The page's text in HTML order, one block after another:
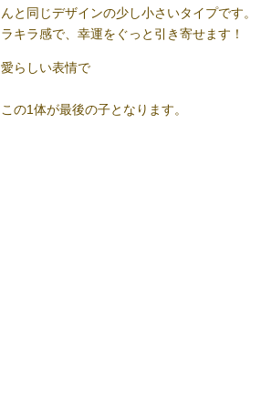
と同じデザインの少し小さいタイプです。
キラ感で、幸運をぐっと引き寄せます！
らしい表情で
の1体が最後の子となります。